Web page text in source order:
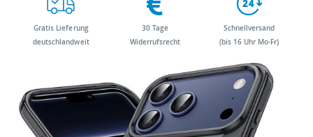
Bildergalerie
springen
Bildergalerie
springen
Gratis Lieferung
deutschlandweit
30 Tage
Widerrufsrecht
Schnellversand
(bis 16 Uhr Mo-Fr)